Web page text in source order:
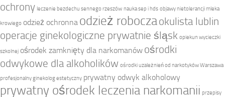
ochrony leczenie bezdechu sennego rzeszów nauka sep i hds objawy nietolerancji mleka
krowiego odzież ochronna odzież roboczaokulista lublin
operacje ginekologiczne prywatnie śląsk opiekun wycieczki
szkolnej ośrodek zamknięty dla narkomanów ośrodki
odwykowe dla alkoholików ośrodki uzależnień od narkotyków Warszawa
profesjonalny ginekolog estetyczny prywatny odwyk alkoholowy
prywatny ośrodek leczenia narkomanii przepisy